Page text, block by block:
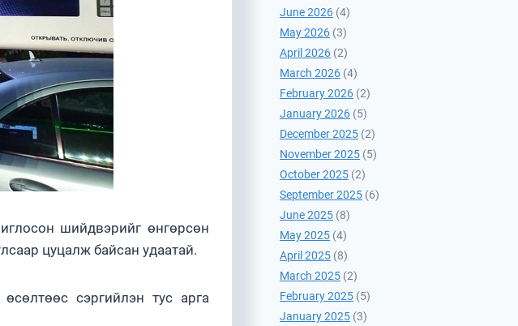
шийдвэрийг өнгөрсөн
цуцалж байсан удаатай.
сэргийлэн тус арга
June 2026 (4)
May 2026 (3)
April 2026 (2)
March 2026 (4)
February 2026 (2)
January 2026 (5)
December 2025 (2)
November 2025 (5)
October 2025 (2)
September 2025 (6)
June 2025 (8)
May 2025 (4)
April 2025 (8)
March 2025 (2)
February 2025 (5)
January 2025 (3)